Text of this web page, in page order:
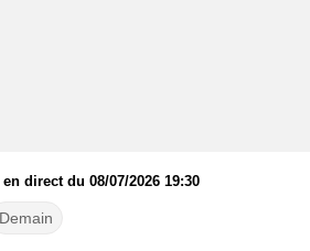
direct du 08/07/2026 19:30
Demain